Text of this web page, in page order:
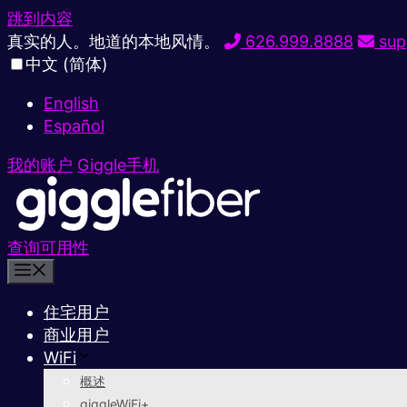
跳到内容
真实的人。地道的本地风情。
626.999.8888
中文 (简体)
English
Español
我的账户 Giggle手机
查询可用性
住宅用户
商业用户
WiFi
概述
giggleWiFi+